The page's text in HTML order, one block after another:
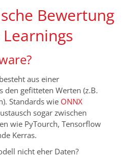
Bewertung
aus einer
gefitteten Werten (z.B.
Standards wie ONNX
sogar zwischen
wie PyTourch, Tensorflow
Kerras.
nicht eher Daten?